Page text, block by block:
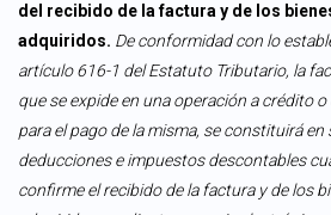
del recibido de la factura y de los
adquiridos. De conformidad con lo
artículo 616-1 del Estatuto Tributario, la
que se expide en una operación a crédito
para el pago de la misma, se constituirá
deducciones e impuestos descontables
confirme el recibido de la factura y de los